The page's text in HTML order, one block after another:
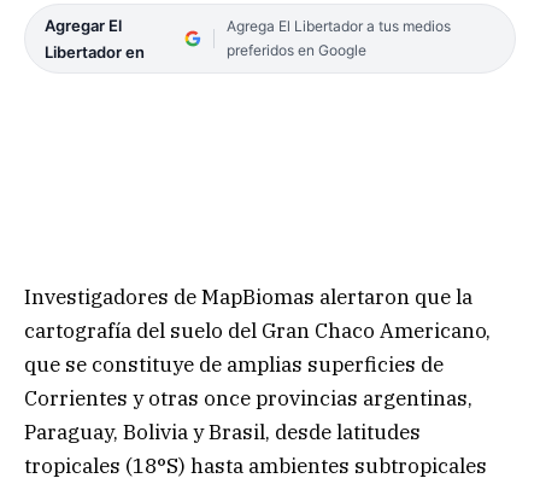
Agregar El
Libertador en
Agrega El Libertador a tus medios
preferidos en Google
Investigadores de MapBiomas alertaron que la
cartografía del suelo del Gran Chaco Americano,
que se constituye de amplias superficies de
Corrientes y otras once provincias argentinas,
Paraguay, Bolivia y Brasil, desde latitudes
tropicales (18°S) hasta ambientes subtropicales